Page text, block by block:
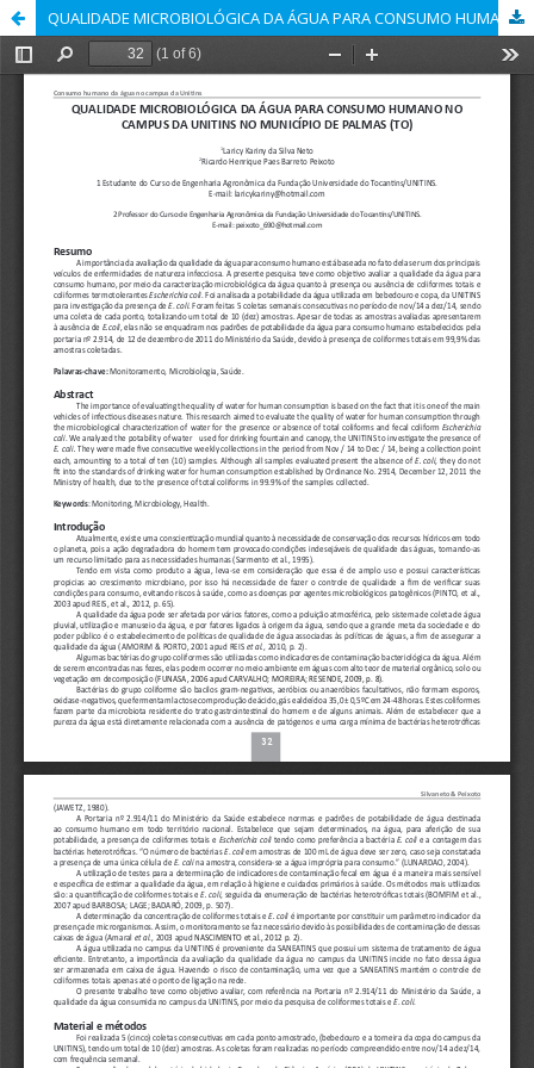
QUALIDADE MICROBIOLÓGICA DA ÁGUA PARA CONSUMO HUMANO NO CAMPUS DA UNITINS NO MUNICÍPIO DE PALMAS (TO)